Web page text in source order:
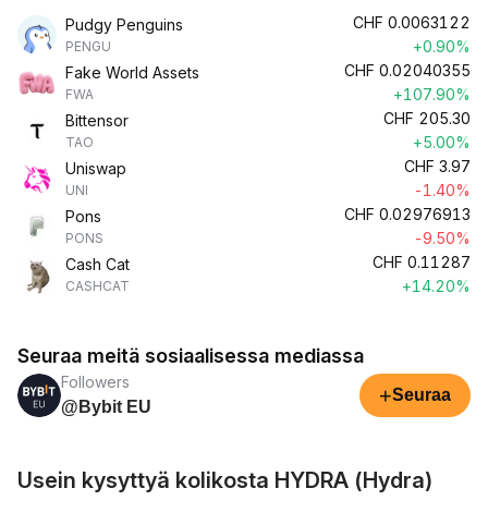
Pudgy Penguins
PENGU
CHF 0.0063122
+0.90%
Fake World Assets
FWA
CHF 0.02040355
+107.90%
Bittensor
TAO
CHF 205.30
+5.00%
Uniswap
UNI
CHF 3.97
-1.40%
Pons
PONS
CHF 0.02976913
-9.50%
Cash Cat
CASHCAT
CHF 0.11287
+14.20%
Seuraa meitä sosiaalisessa mediassa
Followers
@Bybit EU
+Seuraa
Usein kysyttyä kolikosta HYDRA (Hydra)